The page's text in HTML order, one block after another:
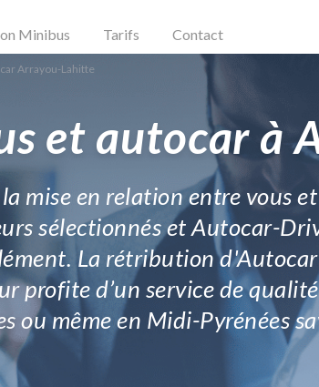
Minibus Tarifs Contact
Arrayou-Lahitte
et autocar à
mise en relation entre vous
sélectionnés et Autocar-
La rétribution
d’un service de
ou même en Midi-Pyrénées